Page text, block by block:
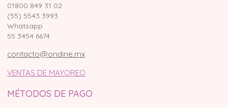
01800 849 31 02
(55) 5543 3993
Whatsapp
55 3454 6674
contacto@ondine.mx
VENTAS DE MAYOREO
MÉTODOS DE PAGO